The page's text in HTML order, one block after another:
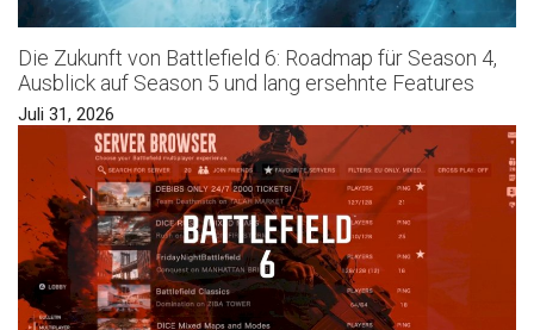
Die Zukunft von Battlefield 6: Roadmap für Season 4,
Ausblick auf Season 5 und lang ersehnte Features
Juli 31, 2026